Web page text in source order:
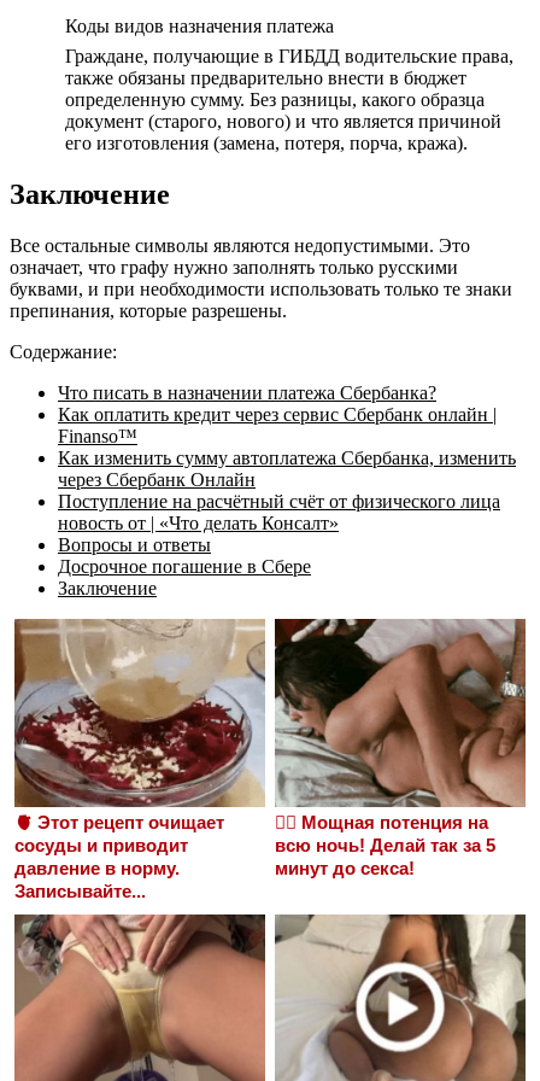
Коды видов назначения платежа
Граждане, получающие в ГИБДД водительские права,
также обязаны предварительно внести в бюджет
определенную сумму. Без разницы, какого образца
документ (старого, нового) и что является причиной
его изготовления (замена, потеря, порча, кража).
Заключение
Все остальные символы являются недопустимыми. Это
означает, что графу нужно заполнять только русскими
буквами, и при необходимости использовать только те знаки
препинания, которые разрешены.
Содержание:
Что писать в назначении платежа Сбербанка?
Как оплатить кредит через сервис Сбербанк онлайн |
Finanso™
Как изменить сумму автоплатежа Сбербанка, изменить
через Сбербанк Онлайн
Поступление на расчётный счёт от физического лица
новость от | «Что делать Консалт»
Вопросы и ответы
Досрочное погашение в Сбере
Заключение
🫀 Этот рецепт очищает
сосуды и приводит
давление в норму.
Записывайте...
❤️‍🔥 Мощная потенция на
всю ночь! Делай так за 5
минут до секса!